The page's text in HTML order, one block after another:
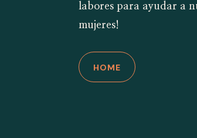
labores para ayudar a
mujeres!
HOME